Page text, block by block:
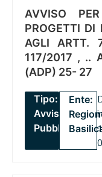
AVVISO
PROGETTI DI
AGLI ARTT.
117/2017 , ..
(ADP) 25- 27
Tipo:
Avviso
Pubblico
Ente: